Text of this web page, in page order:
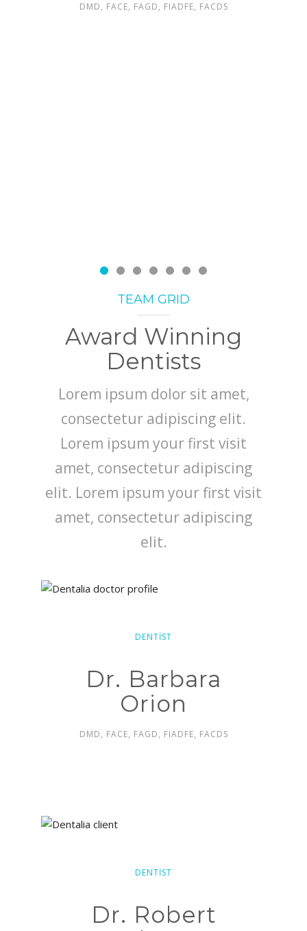
DMD, FACE, FAGD, FIADFE, FACDS
TEAM GRID
Award Winning
Dentists
Lorem ipsum dolor sit amet,
consectetur adipiscing elit.
Lorem ipsum your first visit
amet, consectetur adipiscing
elit. Lorem ipsum your first visit
amet, consectetur adipiscing
elit.
DENTIST
Dr. Barbara
Orion
DMD, FACE, FAGD, FIADFE, FACDS
DENTIST
Dr. Robert